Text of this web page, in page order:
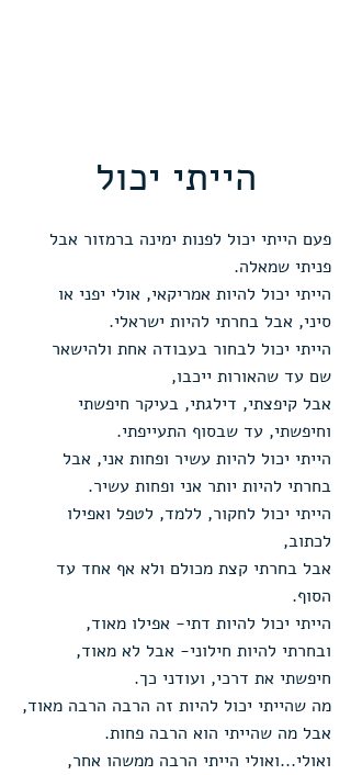
הייתי יכול
פעם הייתי יכול לפנות ימינה ברמזור אבל
פניתי שמאלה.
הייתי יכול להיות אמריקאי, אולי יפני או
סיני, אבל בחרתי להיות ישראלי.
הייתי יכול לבחור בעבודה אחת ולהישאר
שם עד שהאורות ייכבו,
אבל קיפצתי, דילגתי, בעיקר חיפשתי
וחיפשתי, עד שבסוף התעייפתי.
הייתי יכול להיות עשיר ופחות אני, אבל
בחרתי להיות יותר אני ופחות עשיר.
הייתי יכול לחקור, ללמד, לטפל ואפילו
לכתוב,
אבל בחרתי קצת מכולם ולא אף אחד עד
הסוף.
הייתי יכול להיות דתי- אפילו מאוד,
ובחרתי להיות חילוני- אבל לא מאוד,
חיפשתי את דרכי, ועודני כך.
מה שהייתי יכול להיות זה הרבה הרבה מאוד,
אבל מה שהייתי הוא הרבה פחות.
ואולי...ואולי הייתי הרבה ממשהו אחר,